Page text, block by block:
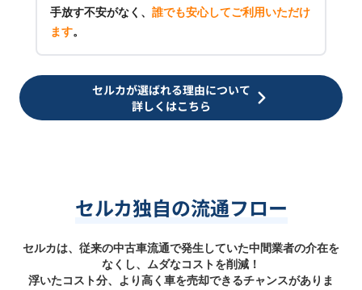
手放す不安がなく、 誰でも安心してご利用いただけ
ます。
セルカが選ばれる理由について
詳しくはこちら
セルカ独自の流通フロー
セルカは、従来の中古車流通で発生していた中間業者の介在を
なくし、ムダなコストを削減！
浮いたコスト分、より高く車を売却できるチャンスがありま